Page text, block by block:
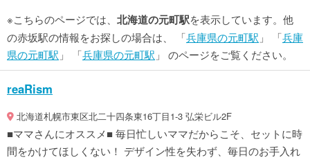
※こちらのページでは、 北海道の元町駅を表示しています。他
の赤坂駅の情報をお探しの場合は、 「兵庫県の元町駅 」 「兵庫
県の元町駅 」 「兵庫県の元町駅 」 のページをご覧ください。
reaRism
北海道札幌市東区北二十四条東16丁目1-3 弘栄ビル2F
■ママさんにオススメ■ 毎日忙しいママだからこそ、セットに時
間をかけてほしくない！ デザイン性を失わず、毎日のお手入れ